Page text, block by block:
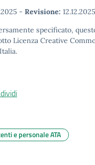
- Revisione: 12.12.2025
specificato,
Licenza Creative
e personale ATA